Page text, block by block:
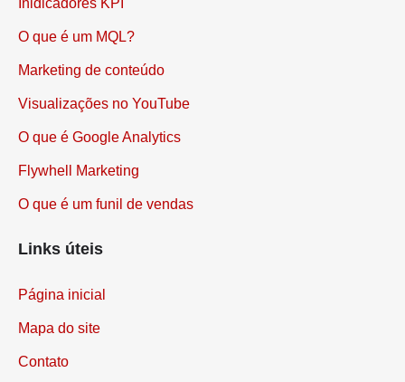
Inidicadores KPI
O que é um MQL?
Marketing de conteúdo
Visualizações no YouTube
O que é Google Analytics
Flywhell Marketing
O que é um funil de vendas
Links úteis
Página inicial
Mapa do site
Contato